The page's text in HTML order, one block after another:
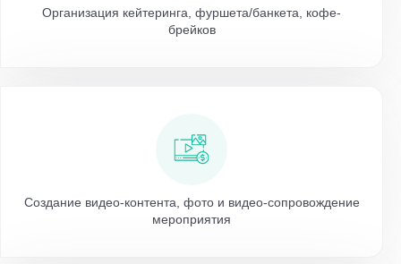
Организация кейтеринга, фуршета/банкета, кофе-
брейков
Создание видео-контента, фото и видео-сопровождение
мероприятия